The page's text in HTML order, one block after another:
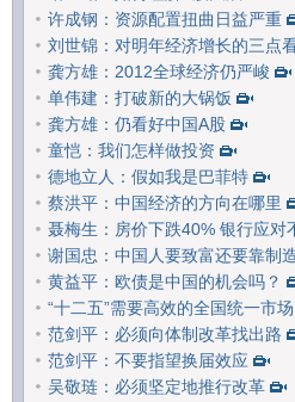
许成钢：资源配置扭曲日益严重
刘世锦：对明年经济增长的三点
龚方雄：2012全球经济仍严峻
单伟建：打破新的大锅饭
龚方雄：仍看好中国A股
童恺：我们怎样做投资
德地立人：假如我是巴菲特
蔡洪平：中国经济的方向在哪里
聂梅生：房价下跌40% 银行应对
谢国忠：中国人要致富还要靠制
黄益平：欧债是中国的机会吗？
“十二五”需要高效的全国统一市场
范剑平：必须向体制改革找出路
范剑平：不要指望换届效应
吴敬琏：必须坚定地推行改革